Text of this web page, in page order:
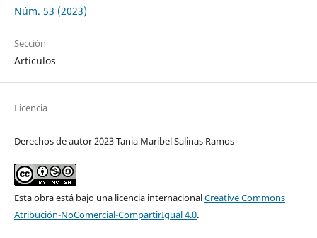
Núm. 53 (2023)
Sección
Artículos
Licencia
Derechos de autor 2023 Tania Maribel Salinas Ramos
Esta obra está bajo una licencia internacionalCreative Commons
Atribución-NoComercial-CompartirIgual 4.0.